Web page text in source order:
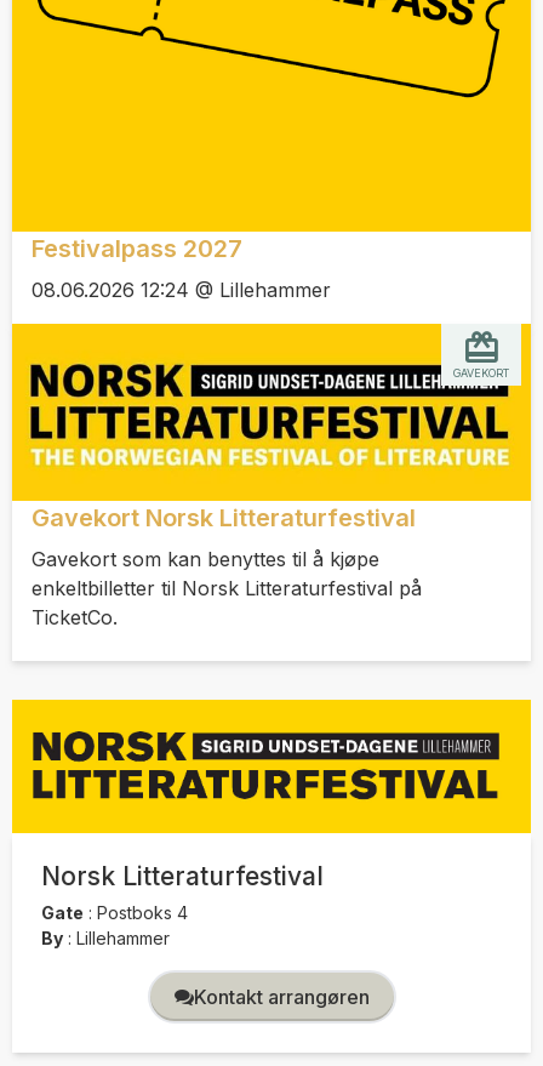
Festivalpass 2027
08.06.2026 12:24 @ Lillehammer
Gavekort Norsk Litteraturfestival
Gavekort som kan benyttes til å kjøpe
enkeltbilletter til Norsk Litteraturfestival på
TicketCo.
GAVEKORT
Norsk Litteraturfestival
Gate : Postboks 4
By : Lillehammer
Kontakt arrangøren